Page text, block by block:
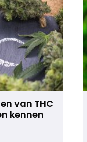
van THC
kennen